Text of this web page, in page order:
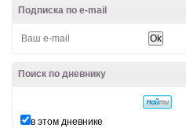
Подписка по e-mail
Поиск по дневнику
в этом дневнике